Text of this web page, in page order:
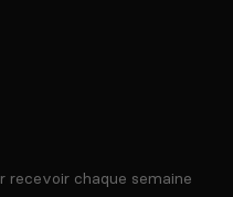
recevoir chaque semaine